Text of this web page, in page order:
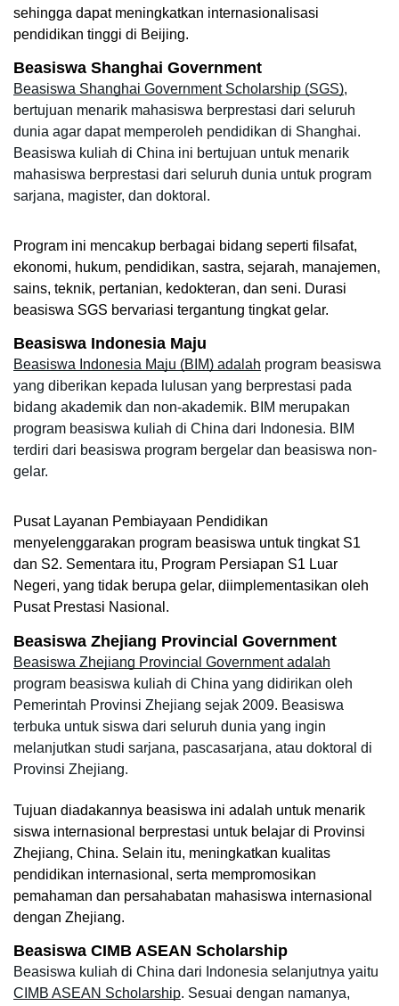
sehingga dapat meningkatkan internasionalisasi
pendidikan tinggi di Beijing.
Beasiswa Shanghai Government
Beasiswa Shanghai Government Scholarship (SGS),
bertujuan menarik mahasiswa berprestasi dari seluruh
dunia agar dapat memperoleh pendidikan di Shanghai.
Beasiswa kuliah di China ini bertujuan untuk menarik
mahasiswa berprestasi dari seluruh dunia untuk program
sarjana, magister, dan doktoral.
Program ini mencakup berbagai bidang seperti filsafat,
ekonomi, hukum, pendidikan, sastra, sejarah, manajemen,
sains, teknik, pertanian, kedokteran, dan seni. Durasi
beasiswa SGS bervariasi tergantung tingkat gelar.
Beasiswa Indonesia Maju
Beasiswa Indonesia Maju (BIM) adalah program beasiswa
yang diberikan kepada lulusan yang berprestasi pada
bidang akademik dan non-akademik. BIM merupakan
program beasiswa kuliah di China dari Indonesia. BIM
terdiri dari beasiswa program bergelar dan beasiswa non-
gelar.
Pusat Layanan Pembiayaan Pendidikan
menyelenggarakan program beasiswa untuk tingkat S1
dan S2. Sementara itu, Program Persiapan S1 Luar
Negeri, yang tidak berupa gelar, diimplementasikan oleh
Pusat Prestasi Nasional.
Beasiswa Zhejiang Provincial Government
Beasiswa Zhejiang Provincial Government adalah
program beasiswa kuliah di China yang didirikan oleh
Pemerintah Provinsi Zhejiang sejak 2009. Beasiswa
terbuka untuk siswa dari seluruh dunia yang ingin
melanjutkan studi sarjana, pascasarjana, atau doktoral di
Provinsi Zhejiang.
Tujuan diadakannya beasiswa ini adalah untuk menarik
siswa internasional berprestasi untuk belajar di Provinsi
Zhejiang, China. Selain itu, meningkatkan kualitas
pendidikan internasional, serta mempromosikan
pemahaman dan persahabatan mahasiswa internasional
dengan Zhejiang.
Beasiswa CIMB ASEAN Scholarship
CIMB ASEAN Scholarship. Sesuai dengan namanya,